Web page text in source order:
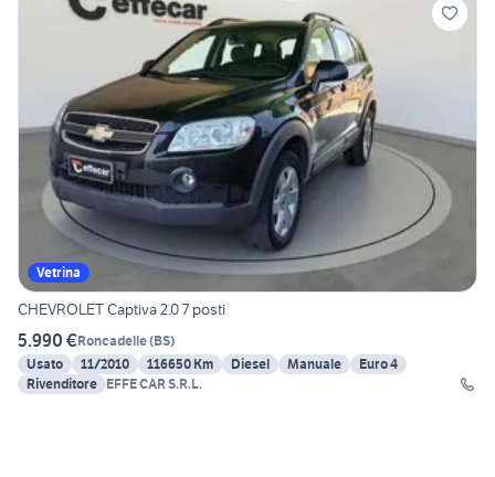
Vetrina
CHEVROLET Captiva 2.0 7 posti
5.990 €Roncadelle(BS)
Usato
11/2010 116650 Km Diesel Manuale
Euro 4
Rivenditore EFFE CAR S.R.L.